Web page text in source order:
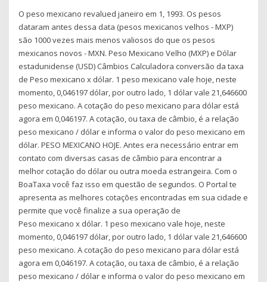
O peso mexicano revalued janeiro em 1, 1993. Os pesos
dataram antes dessa data (pesos mexicanos velhos - MXP)
são 1000 vezes mais menos valiosos do que os pesos
mexicanos novos - MXN. Peso Mexicano Velho (MXP) e Dólar
estadunidense (USD) Câmbios Calculadora conversão da taxa
de Peso mexicano x dólar. 1 peso mexicano vale hoje, neste
momento, 0,046197 dólar, por outro lado, 1 dólar vale 21,646600
peso mexicano. A cotação do peso mexicano para dólar está
agora em 0,046197. A cotação, ou taxa de câmbio, é a relação
peso mexicano / dólar e informa o valor do peso mexicano em
dólar. PESO MEXICANO HOJE. Antes era necessário entrar em
contato com diversas casas de câmbio para encontrar a
melhor cotação do dólar ou outra moeda estrangeira. Com o
BoaTaxa você faz isso em questão de segundos. O Portal te
apresenta as melhores cotações encontradas em sua cidade e
permite que você finalize a sua operação de
Peso mexicano x dólar. 1 peso mexicano vale hoje, neste
momento, 0,046197 dólar, por outro lado, 1 dólar vale 21,646600
peso mexicano. A cotação do peso mexicano para dólar está
agora em 0,046197. A cotação, ou taxa de câmbio, é a relação
peso mexicano / dólar e informa o valor do peso mexicano em